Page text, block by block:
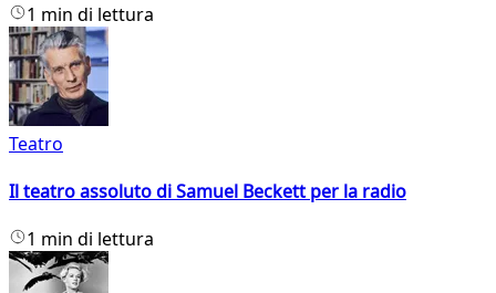
1 min di lettura
Teatro
Il teatro assoluto di Samuel Beckett per la radio
1 min di lettura